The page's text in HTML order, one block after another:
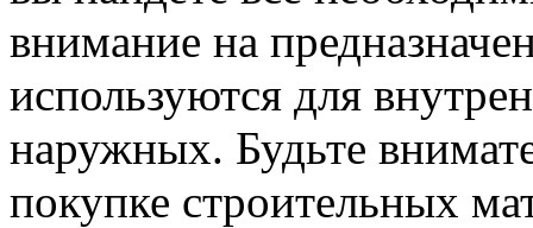
внимание на
используются для
наружных. Будьте
покупке строительных